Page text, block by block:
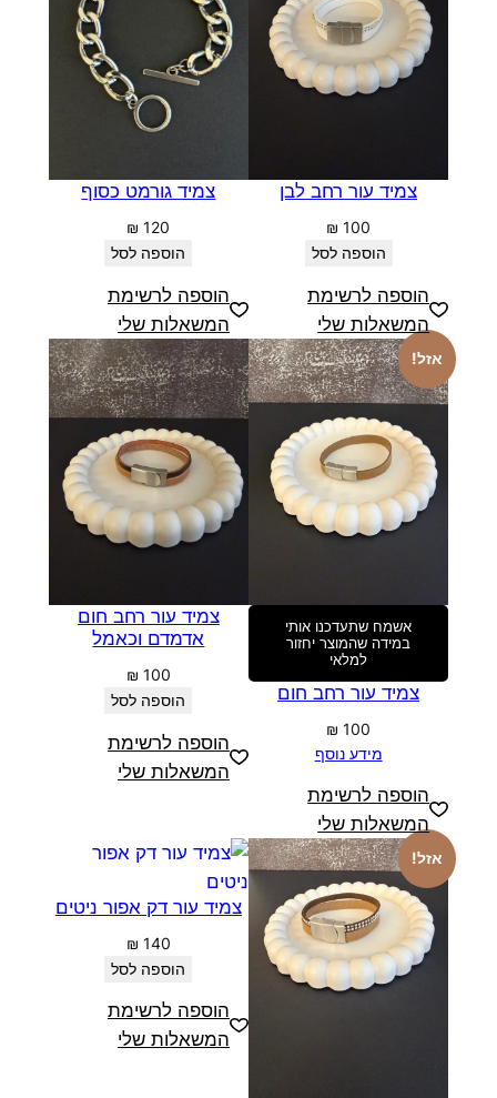
צמיד עור רחב לבן
₪ 100
הוספה לסל
הוספה לרשימת
המשאלות שלי
צמיד גורמט כסוף
₪ 120
הוספה לסל
הוספה לרשימת
המשאלות שלי
אזל!
אשמח שתעדכנו אותי
במידה שהמוצר יחזור
למלאי
צמיד עור רחב חום
₪ 100
מידע נוסף
הוספה לרשימת
המשאלות שלי
צמיד עור רחב חום
אדמדם וכאמל
₪ 100
הוספה לסל
הוספה לרשימת
המשאלות שלי
אזל!
צמיד עור דק אפור ניטים
₪ 140
הוספה לסל
הוספה לרשימת
המשאלות שלי